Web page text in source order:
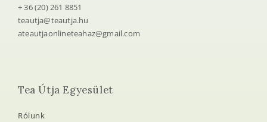
+ 36 (20) 261 8851
teautja@teautja.hu
ateautjaonlineteahaz@gmail.com
Tea Útja Egyesület
Rólunk